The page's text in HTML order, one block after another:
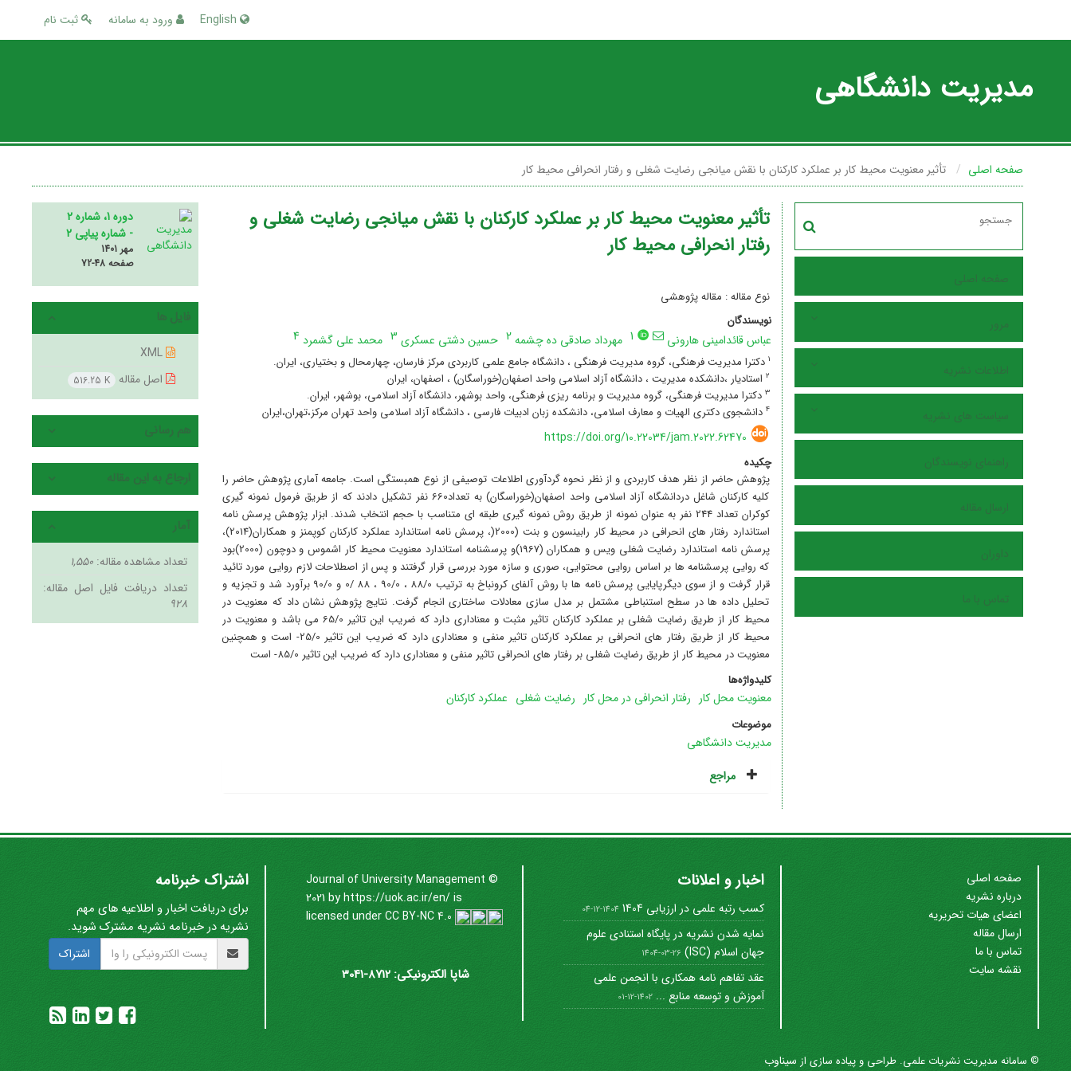
ثبت نام ورود به سامانه
مدیریت دانشگاهی
صفحه اصلی تأثیر معنویت محیط کار بر عملکرد کارکنان با نقش میانجی رضایت شغلی و رفتار انحرافی محیط کار
صفحه اصلی
مرور
اطلاعات نشریه
سیاست های نشریه
راهنمای نویسندگان
ارسال مقاله
داوران
تماس با ما
تأثیر معنویت محیط کار بر عملکرد کارکنان با نقش میانجی رضایت شغلی و
رفتار انحرافی محیط کار
نوع مقاله : مقاله پژوهشی
نویسندگان
عباس قائدامینی هارونی 1 مهرداد صادقی ده چشمه 2 حسین دشتی عسکری 3 محمد علی گشمرد 4
1 دکترا مدیریت فرهنگی، گروه مدیریت فرهنگی ، دانشگاه جامع علمی کاربردی مرکز فارسان، چهارمحال و بختیاری، ایران.
2 استادیار ،دانشکده مدیریت ، دانشگاه آزاد اسلامی واحد اصفهان(خوراسگان) ، اصفهان، ایران
3 دکترا مدیریت فرهنگی، گروه مدیریت و برنامه ریزی فرهنگی، واحد بوشهر، دانشگاه آزاد اسلامی، بوشهر، ایران.
4 دانشجوی دکتری الهیات و معارف اسلامی، دانشکده زبان ادبیات فارسی ، دانشگاه آزاد اسلامی واحد تهران مرکز،تهران،ایران
https://doi.org/10.22034/jam.2022.62470
چکیده
پژوهش حاضر از نظر هدف کاربردی و از نظر نحوه گردآوری اطلاعات توصیفی از نوع همبستگی است. جامعه آماری پژوهش حاضر را
کلیه کارکنان شاغل دردانشگاه آزاد اسلامی واحد اصفهان(خوراسگان) به تعداد660 نفر تشکیل دادند که از طریق فرمول نمونه گیری
کوکران تعداد 244 نفر به عنوان نمونه از طریق روش نمونه گیری طبقه ای متناسب با حجم انتخاب شدند. ابزار پژوهش پرسش نامه
استاندارد رفتار های انحرافی در محیط کار رابینسون و بنت (2000(، پرسش نامه استاندارد عملکرد کارکنان کوپمنز و همکاران(2014)،
پرسش نامه استاندارد رضایت شغلی ویس و همکاران (1967)و پرسشنامه استاندارد معنویت محیط کار اشموس و دوچون (2000)بود
که روایی پرسشنامه ها بر اساس روایی محتوایی، صوری و سازه مورد بررسی قرار گرفتند و پس از اصطلاحات لازم روایی مورد تائید
قرار گرفت و از سوی دیگرپایایی پرسش نامه ها با روش آلفای کرونباخ به ترتیب 88/0 ، 90/0 ، 88 /0 و 90/0 برآورد شد و تجزیه و
تحلیل داده ها در سطح استنباطی مشتمل بر مدل سازی معادلات ساختاری انجام گرفت. نتایج پژوهش نشان داد که معنویت در
محیط کار از طریق رضایت شغلی بر عملکرد کارکنان تاثیر مثبت و معناداری دارد که ضریب این تاثیر 65/0 می باشد و معنویت در
محیط کار از طریق رفتار های انحرافی بر عملکرد کارکنان تاثیر منفی و معناداری دارد که ضریب این تاثیر 25/0- است و همچنین
معنویت در محیط کار از طریق رضایت شغلی بر رفتار های انحرافی تاثیر منفی و معناداری دارد که ضریب این تاثیر 85/0- است
کلیدواژه‌ها
معنویت محل کار رفتار انحرافی در محل کار رضایت شغلی عملکرد کارکنان
موضوعات
مدیریت دانشگاهی
مراجع
دوره 1، شماره 2
- شماره پیاپی 2
مهر 1401
صفحه72-48
فایل ها
XML
اصل مقاله 516.25 K
هم رسانی
ارجاع به این مقاله
آمار
تعداد مشاهده مقاله:1,550
تعداد دریافت فایل اصل مقاله:
928
صفحه اصلی
درباره نشریه
اعضای هیات تحریریه
ارسال مقاله
تماس با ما
نقشه سایت
اخبار و اعلانات
کسب رتبه علمی در ارزیابی 1404 1404-12-04
نمایه شدن نشریه در پایگاه استنادی علوم
جهان اسلام (ISC)
1404-03-26
عقد تفاهم نامه همکاری با انجمن علمی
آموزش و توسعه منابع ... 1402-12-01
Journal of University Management ©
2021 byhttps://uok.ac.ir/en/is
licensed underCC BY-NC 4.0
شاپا الکترونیکی: 8712-3041
اشتراک خبرنامه
برای دریافت اخبار و اطلاعیه های مهم
نشریه در خبرنامه نشریه مشترک شوید.
اشتراک
© سامانه مدیریت نشریات علمی. طراحی و پیاده سازی از سیناوب